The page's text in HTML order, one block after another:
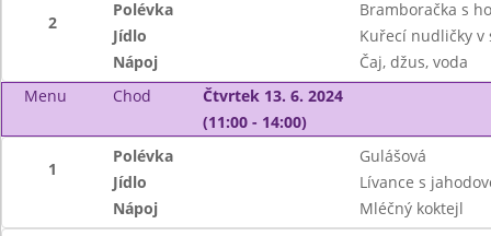
2
Polévka
Bramboračka s
Jídlo
Kuřecí nudličky v
Nápoj
Čaj, džus, voda
Menu
Chod
Čtvrtek 13. 6. 2024
(11:00 - 14:00)
1
Polévka
Gulášová
Jídlo
Lívance s
Nápoj
Mléčný koktejl